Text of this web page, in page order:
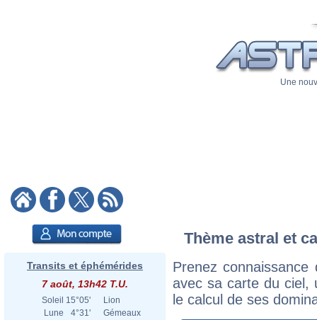
Une
Transits et éphémérides
7 août, 13h42 T.U.
Soleil 15°05'
Lion
Lune
4°31'
Gémeaux
Thème astral et
Prenez
avec sa carte du ciel,
le calcul de ses